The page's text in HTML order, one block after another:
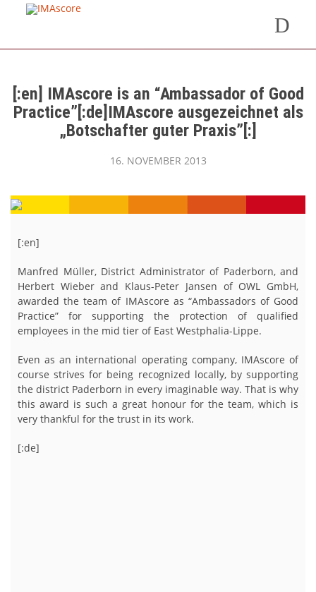
[:en] IMAscore is an “Ambassador of Good
Practice”[:de]IMAscore ausgezeichnet als
„Botschafter guter Praxis”[:]
16. NOVEMBER 2013
[:en]
Manfred Müller, District Administrator of Paderborn, and
Herbert Wieber and Klaus-Peter Jansen of OWL GmbH,
awarded the team of IMAscore as “Ambassadors of Good
Practice” for supporting the protection of qualified
employees in the mid tier of East Westphalia-Lippe.
Even as an international operating company, IMAscore of
course strives for being recognized locally, by supporting
the district Paderborn in every imaginable way. That is why
this award is such a great honour for the team, which is
very thankful for the trust in its work.
[:de]